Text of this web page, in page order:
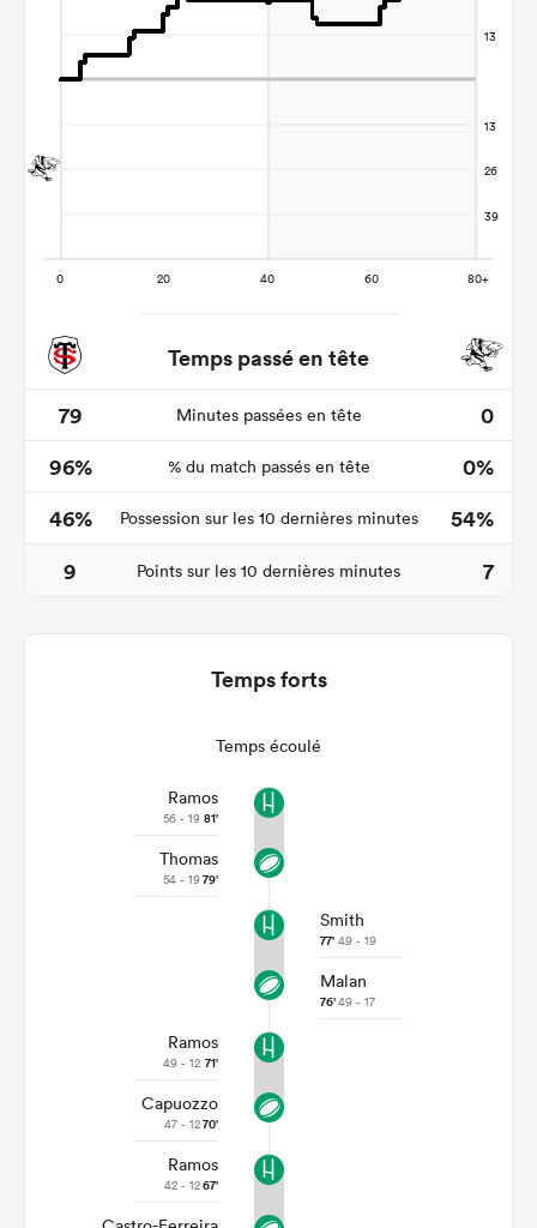
Temps passé en tête
79
Minutes passées en tête
0
96%
% du match passés en tête
0%
46%
Possession sur les 10 dernières minutes
54%
9
Points sur les 10 dernières minutes 7
Temps forts
Temps écoulé
Ramos
56 - 19 81'
Thomas
54 - 1979'
Smith
77' 49 - 19
Malan
76'49 - 17
Ramos
49 - 12 71'
Capuozzo
47 - 1270'
Ramos
42 - 1267'